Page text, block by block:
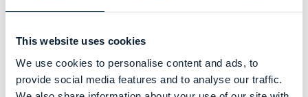
This website uses cookies
We use cookies to personalise content and ads, to
provide social media features and to analyse our traffic.